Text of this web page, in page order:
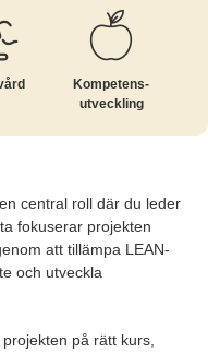
Kompetens­
utveckling
central roll där du leder
fokuserar projekten
att tillämpa LEAN-
och utveckla
på rätt kurs,